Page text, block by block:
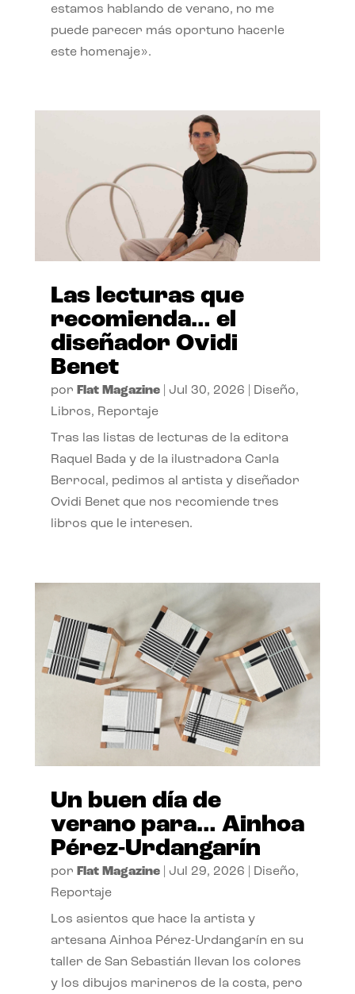
estamos hablando de verano, no me
puede parecer más oportuno hacerle
este homenaje».
Las lecturas que
recomienda… el
diseñador Ovidi
Benet
por Flat Magazine| Jul 30, 2026 Diseño,
Libros, Reportaje
Tras las listas de lecturas de la editora
Raquel Bada y de la ilustradora Carla
Berrocal, pedimos al artista y diseñador
Ovidi Benet que nos recomiende tres
libros que le interesen.
Un buen día de
verano para… Ainhoa
Pérez-Urdangarín
por Flat Magazine| Jul 29, 2026 Diseño,
Reportaje
Los asientos que hace la artista y
artesana Ainhoa Pérez-Urdangarín en su
taller de San Sebastián llevan los colores
y los dibujos marineros de la costa, pero